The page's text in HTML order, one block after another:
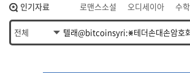
인기자료 로맨스소설 오디세이아 수
히가시노 게이고
혼모노 아